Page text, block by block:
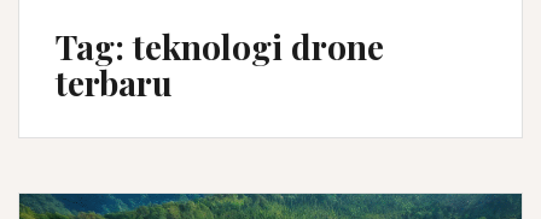
Tag:teknologi drone
terbaru